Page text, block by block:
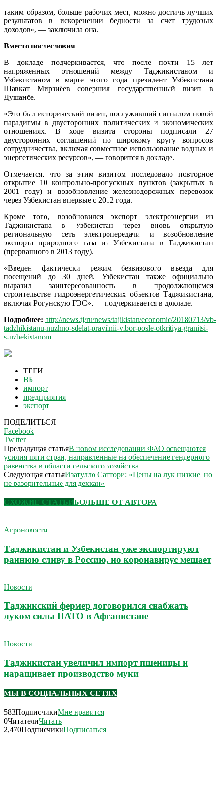
таким образом, больше рабочих мест, можно достичь лучших
результатов в искоренении бедности за счет трудовых
доходов», — заключила она.
Вместо послесловия
В докладе подчеркивается, что после почти 15 лет
напряженных отношений между Таджикистаном и
Узбекистаном в марте этого года президент Узбекистана
Шавкат Мирзиёев совершил государственный визит в
Душанбе.
«Это был исторический визит, послуживший сигналом новой
парадигмы в двусторонних политических и экономических
отношениях. В ходе визита стороны подписали 27
двусторонних соглашений по широкому кругу вопросов
сотрудничества, включая совместное использование водных и
энергетических ресурсов», — говорится в докладе.
Отмечается, что за этим визитом последовало повторное
открытие 10 контрольно-пропускных пунктов (закрытых в
2001 году) и возобновление железнодорожных перевозок
через Узбекистан впервые с 2012 года.
Кроме того, возобновился экспорт электроэнергии из
Таджикистана в Узбекистан через вновь открытую
региональную сеть электропередачи и возобновление
экспорта природного газа из Узбекистана в Таджикистан
(прерванного в 2013 году).
«Введен фактически режим безвизового въезда для
посещений до 30 дней. Узбекистан также официально
выразил заинтересованность в продолжающемся
строительстве гидроэнергетических объектов Таджикистана,
включая Рогунскую ГЭС», — подчеркивается в докладе.
Подробнее: http://news.tj/ru/news/tajikistan/economic/20180713/vb-
tadzhikistanu-nuzhno-sdelat-pravilnii-vibor-posle-otkritiya-granitsi-
s-uzbekistanom
ТЕГИ
ВБ
импорт
предприятия
экспорт
ПОДЕЛИТЬСЯ
Facebook
Twitter
Предыдущая статьяВ новом исследовании ФАО освещаются
усилия пяти стран, направленные на обеспечение гендерного
равенства в области сельского хозяйства
Следующая статьяИзатулло Саттори: «Цены на лук низкие, но
не разорительные для дехкан»
СХОЖИЕ СТАТЬИБОЛЬШЕ ОТ АВТОРА
Агроновости
Таджикистан и Узбекистан уже экспортируют
раннюю сливу в Россию, но коронавирус мешает
Новости
Таджикский фермер договорился снабжать
луком силы НАТО в Афганистане
Новости
Таджикистан увеличил импорт пшеницы и
наращивает производство муки
МЫ В СОЦИАЛЬНЫХ СЕТЯХ
583ПодписчикиМне нравится
0ЧитателиЧитать
2,470ПодписчикиПодписаться